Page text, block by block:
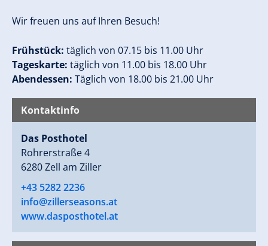
Wir freuen uns auf Ihren Besuch!
Frühstück: täglich von 07.15 bis 11.00 Uhr
Tageskarte: täglich von 11.00 bis 18.00 Uhr
Abendessen: Täglich von 18.00 bis 21.00 Uhr
Kontaktinfo
Das Posthotel
Rohrerstraße 4
6280 Zell am Ziller
+43 5282 2236
info@zillerseasons.at
www.dasposthotel.at